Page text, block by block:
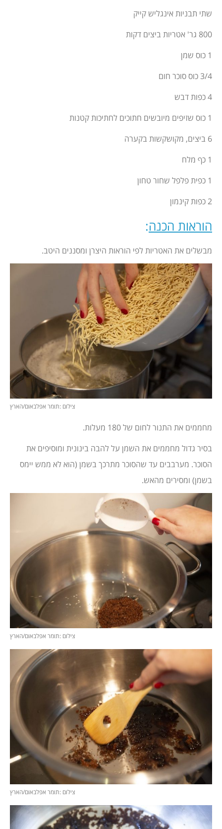
שתי תבניות אינגליש קייק
800 גר' אטריות ביצים דקות
1 כוס שמן
3/4 כוס סוכר חום
4 כפות דבש
1 כוס שזיפים מיובשים חתוכים לחתיכות קטנות
6 ביצים, מקושקשות בקערה
1 כף מלח
1 כפית פלפל שחור טחון
2 כפות קינמון
הוראות הכנה:
מבשלים את האטריות לפי הוראות היצרן ומסננים היטב.
צילום :תומר אפלבאום/הארץ
מחממים את התנור לחום של 180 מעלות.
בסיר גדול מחממים את השמן על להבה בינונית ומוסיפים את
הסוכר. מערבבים עד שהסוכר מתרכך בשמן (הוא לא ממש יימס
בשמן) ומסירים מהאש.
צילום :תומר אפלבאום/הארץ
צילום :תומר אפלבאום/הארץ